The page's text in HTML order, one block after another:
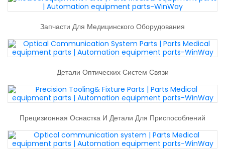
Запчасти Для Медицинского Оборудования
Детали Оптических Систем Связи
Прецизионная Оснастка И Детали Для Приспособлений